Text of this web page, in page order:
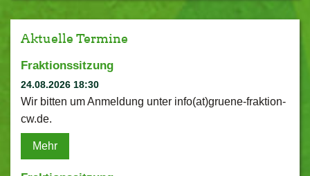
Aktuelle Termine
Fraktionssitzung
24.08.2026 18:30
Wir bitten um Anmeldung unter info(at)gruene-fraktion-
cw.de.
Mehr